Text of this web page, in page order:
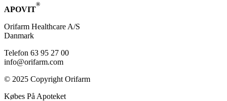
APOVIT
®
Orifarm Healthcare A/S
Danmark
Telefon 63 95 27 00
info@orifarm.com
© 2025 Copyright Orifarm
Købes På Apoteket